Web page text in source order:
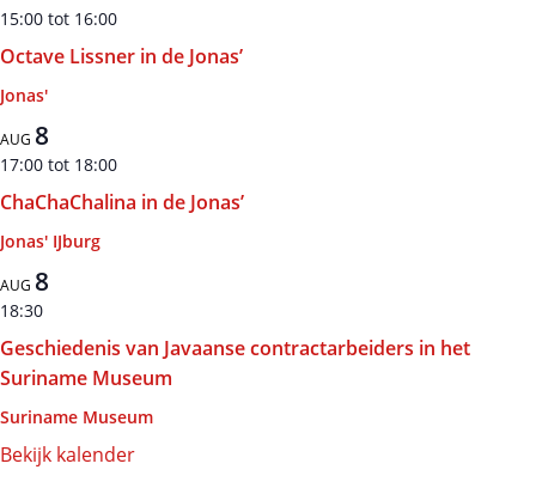
15:00 tot 16:00
Octave Lissner in de Jonas’
Jonas'
AUG 8
17:00 tot 18:00
ChaChaChalina in de Jonas’
Jonas' IJburg
AUG 8
18:30
Geschiedenis van Javaanse contractarbeiders in het
Suriname Museum
Suriname Museum
Bekijk kalender